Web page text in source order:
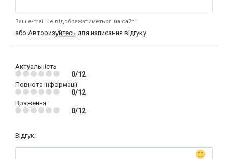
Ваш e-mail не відображатиметься на сайті
або Авторизуйтесь для написання відгуку
Актуальність
0/12
Повнота інформації
0/12
Враження
0/12
Відгук: